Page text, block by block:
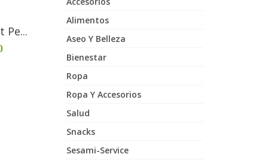
Pe...
Alimentos
Aseo Y Belleza
Bienestar
Ropa
Ropa Y Accesorios
Salud
Snacks
Sesami-Service